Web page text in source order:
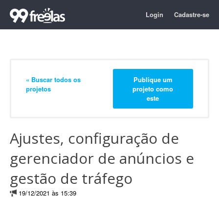
Login Cadastre-se
« Buscar todos os
projetos
Publique um
projeto como
este
Ajustes, configuração de
gerenciador de anúncios e
gestão de tráfego
19/12/2021 às 15:39